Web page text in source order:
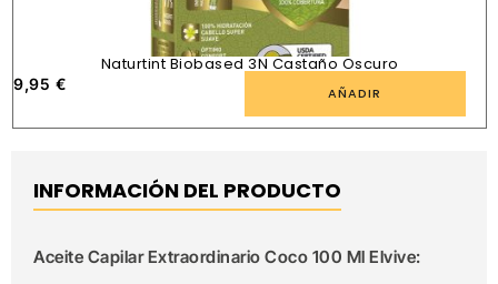
Naturtint Biobased 3N Castaño Oscuro
9,95 € AÑADIR
INFORMACIÓN DEL PRODUCTO
Aceite Capilar Extraordinario Coco 100 Ml Elvive: